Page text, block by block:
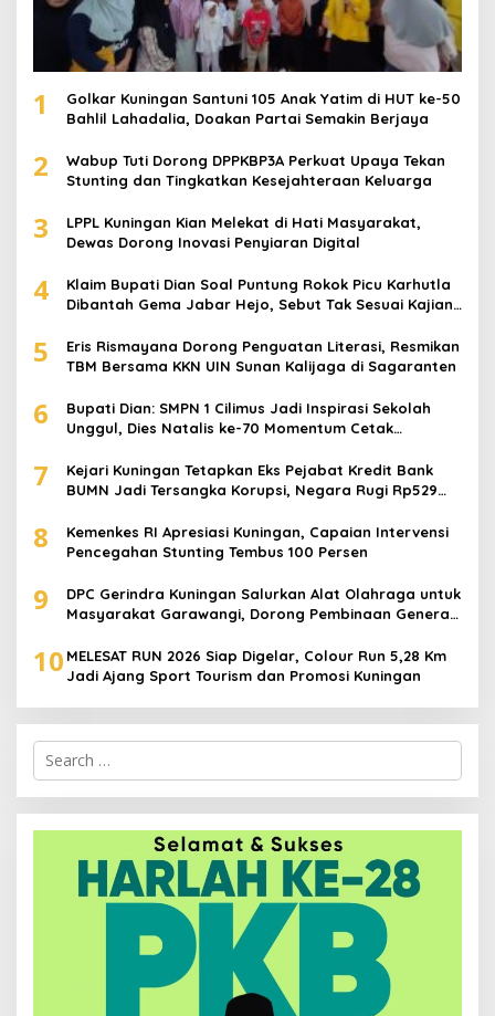
1
Golkar Kuningan Santuni 105 Anak Yatim di HUT ke-50
Bahlil Lahadalia, Doakan Partai Semakin Berjaya
2
Wabup Tuti Dorong DPPKBP3A Perkuat Upaya Tekan
Stunting dan Tingkatkan Kesejahteraan Keluarga
3
LPPL Kuningan Kian Melekat di Hati Masyarakat,
Dewas Dorong Inovasi Penyiaran Digital
4
Klaim Bupati Dian Soal Puntung Rokok Picu Karhutla
Dibantah Gema Jabar Hejo, Sebut Tak Sesuai Kajian
5
Eris Rismayana Dorong Penguatan Literasi, Resmikan
TBM Bersama KKN UIN Sunan Kalijaga di Sagaranten
6
Bupati Dian: SMPN 1 Cilimus Jadi Inspirasi Sekolah
Unggul, Dies Natalis ke-70 Momentum Cetak
7
Kejari Kuningan Tetapkan Eks Pejabat Kredit Bank
BUMN Jadi Tersangka Korupsi, Negara Rugi Rp529
8
Kemenkes RI Apresiasi Kuningan, Capaian Intervensi
Pencegahan Stunting Tembus 100 Persen
9
DPC Gerindra Kuningan Salurkan Alat Olahraga untuk
Masyarakat Garawangi, Dorong Pembinaan Generasi
10 MELESAT RUN 2026 Siap Digelar, Colour Run 5,28 Km
Jadi Ajang Sport Tourism dan Promosi Kuningan
Search
for: